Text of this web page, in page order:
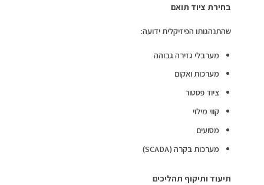
בחירת ציוד תואם
שהתנהגותו הפיזיקלית ידועה:
מערבלי גזירה גבוהה
מערכות ואקום
ציוד פסטור
קווי מילוי
מסועים
מערכות בקרה (SCADA)
תיעוד ותיקוף תהליכים